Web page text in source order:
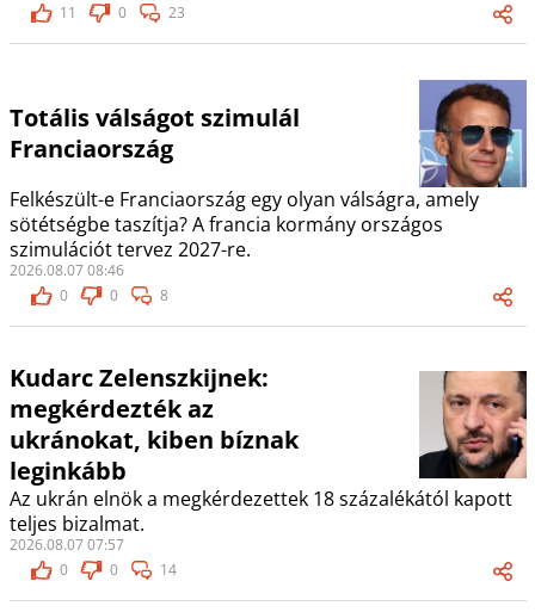
11
0 23
Totális válságot szimulál
Franciaország
Felkészült-e Franciaország egy olyan válságra, amely
sötétségbe taszítja? A francia kormány országos
szimulációt tervez 2027-re.
2026.08.07 08:46
0
0 8
Kudarc Zelenszkijnek:
megkérdezték az
ukránokat, kiben bíznak
leginkább
Az ukrán elnök a megkérdezettek 18 százalékától kapott
teljes bizalmat.
2026.08.07 07:57
0
0 14